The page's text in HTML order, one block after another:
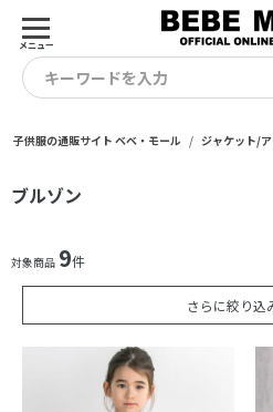
メニュー
キーワードを入力
子供服の通販サイト ベベ・モール ジャケット/
ブルゾン
対象商品 9件
さらに絞り込